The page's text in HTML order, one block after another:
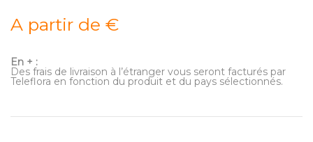
A partir de €
En + :
Des frais de livraison à l’étranger vous seront facturés par
Teleflora en fonction du produit et du pays sélectionnés.